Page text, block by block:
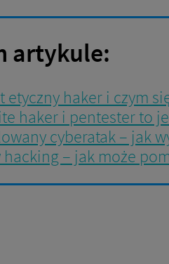
artykule:
etyczny haker i czym
haker i pentester to
cyberatak – jak
hacking – jak może